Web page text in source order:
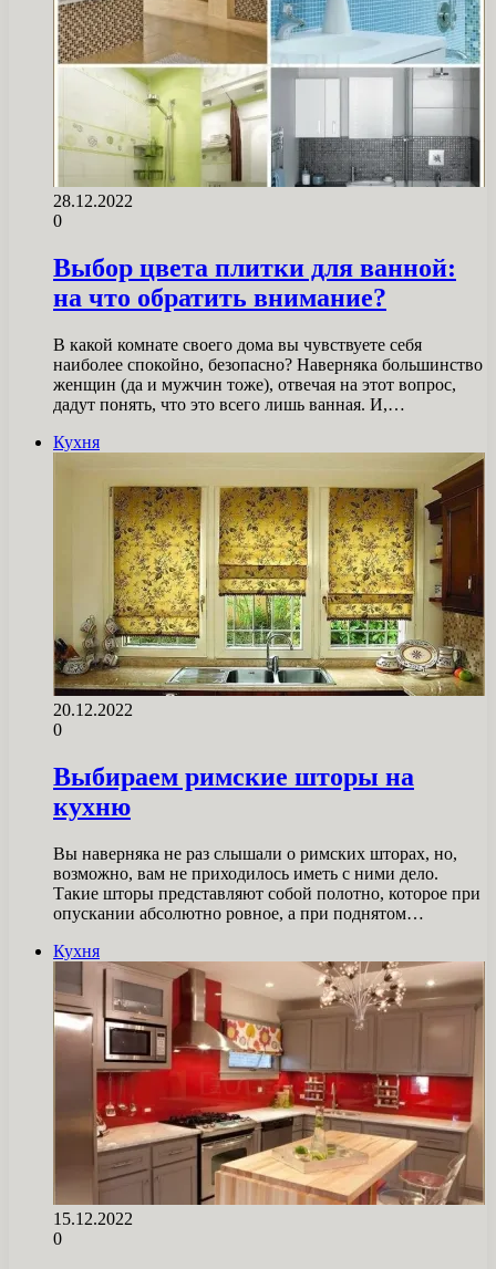
28.12.2022
0
Выбор цвета плитки для ванной:
на что обратить внимание?
В какой комнате своего дома вы чувствуете себя
наиболее спокойно, безопасно? Наверняка большинство
женщин (да и мужчин тоже), отвечая на этот вопрос,
дадут понять, что это всего лишь ванная. И,…
Кухня
20.12.2022
0
Выбираем римские шторы на
кухню
Вы наверняка не раз слышали о римских шторах, но,
возможно, вам не приходилось иметь с ними дело.
Такие шторы представляют собой полотно, которое при
опускании абсолютно ровное, а при поднятом…
Кухня
15.12.2022
0